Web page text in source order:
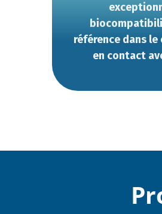
référence dans
en contact